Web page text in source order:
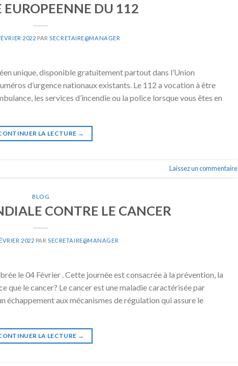
EUROPEENNE DU 112
2022 PARSECRETAIRE@MANAGER
unique, disponible gratuitement partout dans l’Union
d’urgence nationaux existants. Le 112 a vocation à être
les services d’incendie ou la police lorsque vous êtes en
LA LECTURE →
Laissez un commentaire
BLOG
CONTRE LE CANCER
2022 PARSECRETAIRE@MANAGER
le 04 Février . Cette journée est consacrée à la prévention, la
que le cancer? Le cancer est une maladie caractérisée par
échappement aux mécanismes de régulation qui assure le
LA LECTURE →